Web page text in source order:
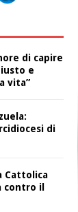
di capire
e
vita”
di
Cattolica
contro il